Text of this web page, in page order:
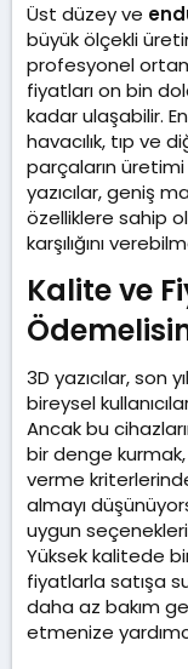
Üst düzey ve
büyük ölçekli
profesyonel
fiyatları on bin
kadar ulaşabilir.
havacılık, tıp ve
parçaların
yazıcılar, geniş
özelliklere sahip
karşılığını
Kalite ve
3D yazıcılar, son
bireysel
Ancak bu
bir denge kurmak,
verme
almayı
uygun
Yüksek kalitede
fiyatlarla satışa
daha az bakım
etmenize